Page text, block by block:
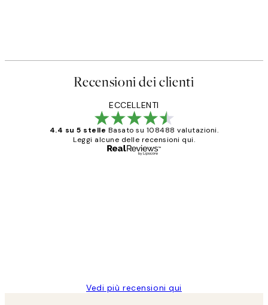
Recensioni dei clienti
ECCELLENTI
4.4 su 5 stelle Basato su 108488 valutazioni.
Leggi alcune delle recensioni qui.
Vedi più recensioni qui